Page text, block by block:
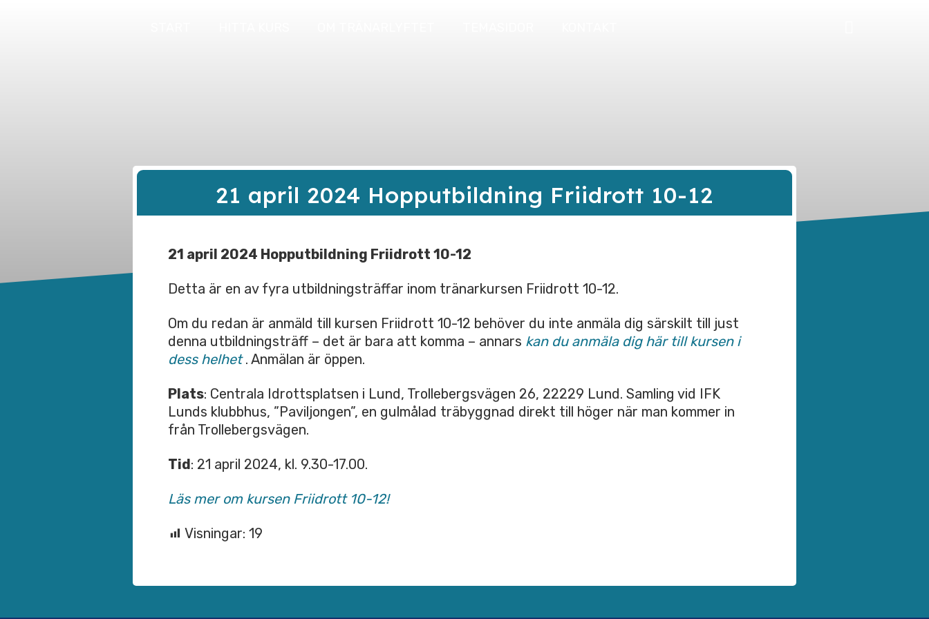
21 april 2024 Hopputbildning Friidrott 10-12
21 april 2024 Hopputbildning Friidrott 10-12
Detta är en av fyra utbildningsträffar inom tränarkursen Friidrott 10-12.
Om du redan är anmäld till kursen Friidrott 10-12 behöver du inte anmäla dig särskilt till just
denna utbildningsträff – det är bara att komma – annars kan du anmäla dig här till kursen i
dess helhet . Anmälan är öppen.
Plats: Centrala Idrottsplatsen i Lund, Trollebergsvägen 26, 22229 Lund. Samling vid IFK
Lunds klubbhus, ”Paviljongen”, en gulmålad träbyggnad direkt till höger när man kommer in
från Trollebergsvägen.
Tid: 21 april 2024, kl. 9.30-17.00.
Läs mer om kursen Friidrott 10-12!
Visningar: 19